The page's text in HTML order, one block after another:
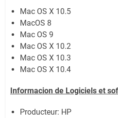
Mac OS X 10.5
MacOS 8
Mac OS 9
Mac OS X 10.2
Mac OS X 10.3
Mac OS X 10.4
Informacion de Logiciels et
Producteur: HP